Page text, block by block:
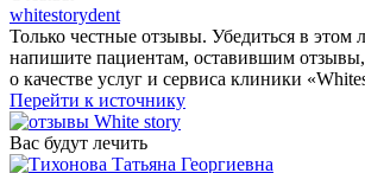
whitestorydent
Только честные отзывы. Убедиться в этом
напишите пациентам, оставившим отзывы,
о качестве услуг и сервиса клиники
Перейти к источнику
Вас будут лечить